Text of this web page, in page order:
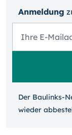
Anmeldung
Der Baulinks-
wieder